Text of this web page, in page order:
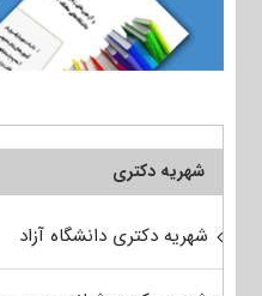
شهریه دکتری
شهریه دکتری دانشگاه آزاد